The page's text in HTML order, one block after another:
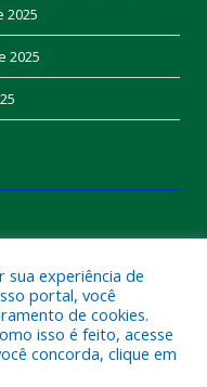
2025
2025
sua experiência de
portal, você
de cookies.
isso é feito, acesse
concorda, clique em